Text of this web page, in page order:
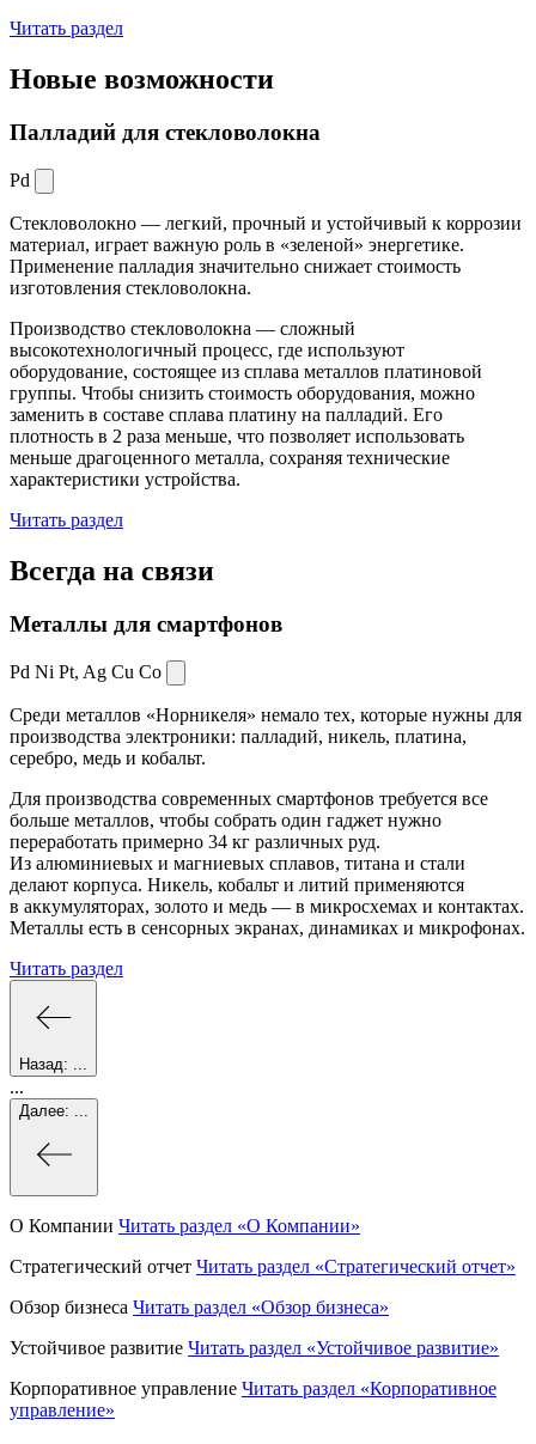
Читать раздел
Новые возможности
Палладий для стекловолокна
Pd
Стекловолокно — легкий, прочный и устойчивый к коррозии
материал, играет важную роль в «зеленой» энергетике.
Применение палладия значительно снижает стоимость
изготовления стекловолокна.
Производство стекловолокна — сложный
высокотехнологичный процесс, где используют
оборудование, состоящее из сплава металлов платиновой
группы. Чтобы снизить стоимость оборудования, можно
заменить в составе сплава платину на палладий. Его
плотность в 2 раза меньше, что позволяет использовать
меньше драгоценного металла, сохраняя технические
характеристики устройства.
Читать раздел
Всегда на связи
Металлы для смартфонов
Pd Ni Pt, Ag Cu Co
Среди металлов «Норникеля» немало тех, которые нужны для
производства электроники: палладий, никель, платина,
серебро, медь и кобальт.
Для производства современных смартфонов требуется все
больше металлов, чтобы собрать один гаджет нужно
переработать примерно 34 кг различных руд.
Из алюминиевых и магниевых сплавов, титана и стали
делают корпуса. Никель, кобальт и литий применяются
в аккумуляторах, золото и медь — в микросхемах и контактах.
Металлы есть в сенсорных экранах, динамиках и микрофонах.
Читать раздел
Назад:
...
Далее:
О Компании Читать раздел «О Компании»
Стратегический отчет Читать раздел «Стратегический отчет»
Обзор бизнеса Читать раздел «Обзор бизнеса»
Устойчивое развитие Читать раздел «Устойчивое развитие»
Корпоративное управление Читать раздел «Корпоративное
управление»